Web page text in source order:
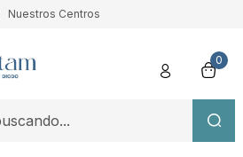
Nuestros Centros
0
Registro